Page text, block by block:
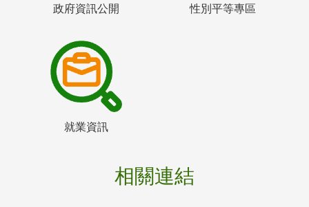
政府資訊公開 性別平等專區
就業資訊
相關連結